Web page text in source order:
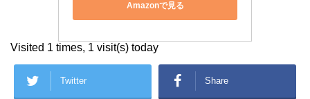
Amazonで見る
Visited 1 times, 1 visit(s) today
Twitter Share